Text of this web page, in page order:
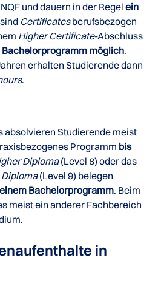
und dauern in der Regel ein
Certificatesberufsbezogen
Higher Certificate-Abschluss
möglich.
erhalten Studierende dann
.
absolvieren Studierende meist
Programm bis
Diploma(Level 8) oder das
(Level 9) belegen
Bachelorprogramm. Beim
meist ein anderer Fachbereich
in